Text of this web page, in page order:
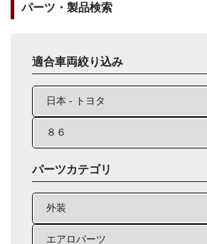
パーツ・製品検索
適合車両絞り込み
パーツカテゴリ